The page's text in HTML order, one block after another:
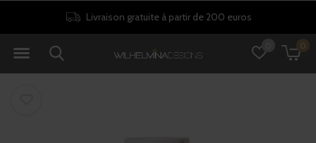
0
Livraison gratuite à partir de 200 euros